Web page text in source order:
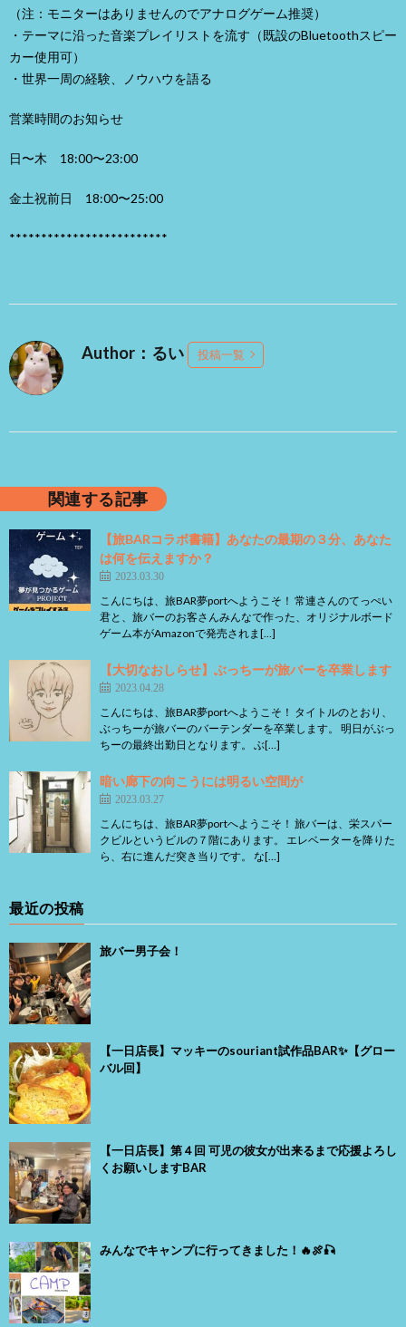
（注：モニターはありませんのでアナログゲーム推奨）
・テーマに沿った音楽プレイリストを流す（既設のBluetoothスピー
カー使用可）
・世界一周の経験、ノウハウを語る
営業時間のお知らせ
日〜木 18:00〜23:00
金土祝前日 18:00〜25:00
*************************
Author：るい 投稿一覧
関連する記事
【旅BARコラボ書籍】あなたの最期の３分、あなた
は何を伝えますか？
2023.03.30
こんにちは、旅BAR夢portへようこそ！ 常連さんのてっぺい
君と、旅バーのお客さんみんなで作った、オリジナルボード
ゲーム本がAmazonで発売されま[…]
【大切なおしらせ】ぶっちーが旅バーを卒業します
2023.04.28
こんにちは、旅BAR夢portへようこそ！ タイトルのとおり、
ぶっちーが旅バーのバーテンダーを卒業します。 明日がぶっ
ちーの最終出勤日となります。 ぶ[…]
暗い廊下の向こうには明るい空間が
2023.03.27
こんにちは、旅BAR夢portへようこそ！ 旅バーは、栄スパー
クビルというビルの７階にあります。 エレベーターを降りた
ら、右に進んだ突き当りです。 な[…]
最近の投稿
旅バー男子会！
【一日店長】マッキーのsouriant試作品BAR✨【グロー
バル回】
【一日店長】第４回 可児の彼女が出来るまで応援よろし
くお願いしますBAR
みんなでキャンプに行ってきました！🔥🍖🎣